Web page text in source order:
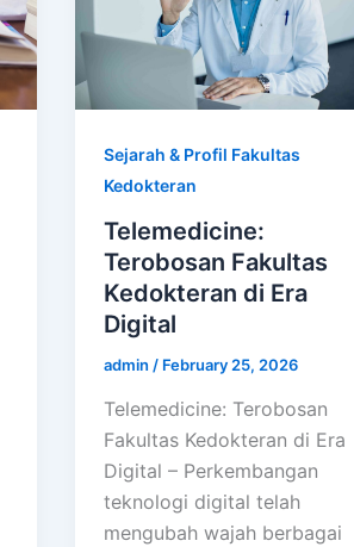
Sejarah & Profil Fakultas
Kedokteran
Telemedicine:
Terobosan Fakultas
Kedokteran di Era
Digital
admin / February 25, 2026
Telemedicine: Terobosan
Fakultas Kedokteran di Era
Digital – Perkembangan
teknologi digital telah
mengubah wajah berbagai